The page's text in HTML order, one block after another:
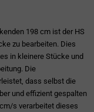
198 cm ist der HS
zu bearbeiten. Dies
in kleinere Stücke und
Die
dass selbst die
und effizient gespalten
s verarbeitet dieses